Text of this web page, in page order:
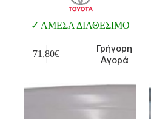
ΑΜΕΣΑ ΔΙΑΘΕΣΙΜΟ
71,80€
Γρήγορη
Αγορά